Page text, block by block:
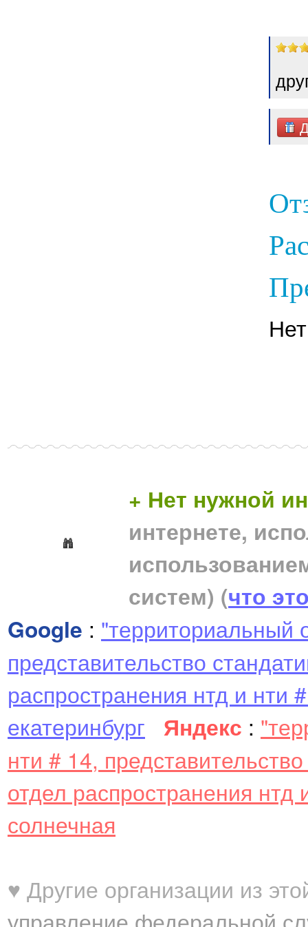
+ Нет нужной
интернете,
систем) (что
Google : "территориальный
представительство
распространения нтд и нти
екатеринбург
Яндекс :
нти # 14,
отдел распространения
солнечная
♥ Другие организации из